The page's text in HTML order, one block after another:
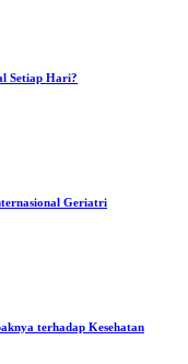
Setiap Hari?
Geriatri
terhadap Kesehatan